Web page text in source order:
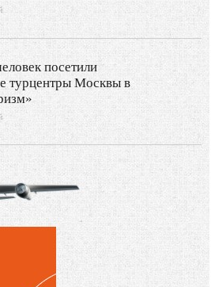
посетили
турцентры Москвы в